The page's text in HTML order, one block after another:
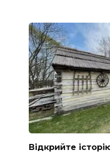
Відкрийте